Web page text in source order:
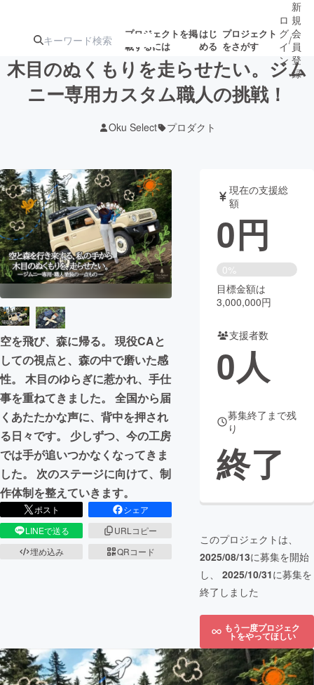
プロジェクトを掲
載するには
はじ
める
プロジェクト
をさがす
ジェクト
募集終了が近いプ
ロジェクト
アート・写真 音楽
テクノロジー・ガジェット ゲーム・サ
映像・映画 書籍・雑誌
ビジネス・起業 チャレンジ
まちづくり・地域活性化
CAMPFIRE for Social Good CAMPFIRE Creation
CAMPFIREふるさと納税machi-ya
ロ
グ
イ
ン
/
新
規
会
員
登
録
木目のぬくもりを走らせたい。ジム
ニー専用カスタム職人の挑戦！
Oku Select プロダクト
空を飛び、森に帰る。 現役CAと
しての視点と、森の中で磨いた感
性。 木目のゆらぎに惹かれ、手仕
事を重ねてきました。 全国から届
くあたたかな声に、背中を押され
る日々です。 少しずつ、今の工房
では手が追いつかなくなってきま
した。 次のステージに向けて、制
作体制を整えていきます。
ポスト
シェア
LINEで送る
URLコピー
埋め込み
QRコード
現在の支援総
額
0円
0%
目標金額は
3,000,000円
支援者数
0人
募集終了まで残
り
終了
このプロジェクトは、
2025/08/13に募集を開始
し、 2025/10/31に募集を
終了しました
もう一度プロジェク
トをやってほしい